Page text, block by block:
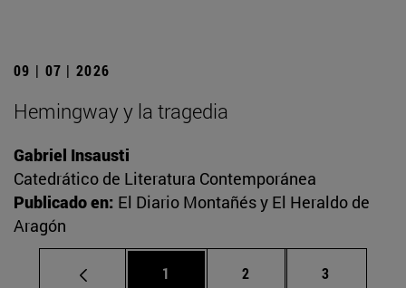
09 | 07 | 2026
Hemingway y la tragedia
Gabriel Insausti
Catedrático de Literatura Contemporánea
Publicado en: El Diario Montañés y El Heraldo de
Aragón
Página
1 Página
2 Página
3